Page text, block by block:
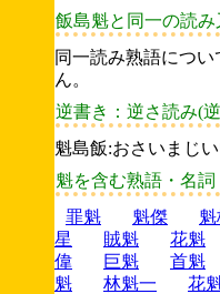
飯島魁と同一の読
同一読み熟語につ
ん。
逆書き：逆さ読み(
魁島飯:おさいまじ
魁を含む熟語・名
罪魁
魁傑
星
賊魁 花魁
偉
巨魁 首魁
魁
林魁一 花